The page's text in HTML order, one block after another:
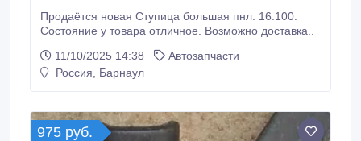
Продаётся новая Ступица большая пнл. 16.100.
Состояние у товара отличное. Возможно доставка..
11/10/2025 14:38
Автозапчасти
Россия, Барнаул
975 руб.